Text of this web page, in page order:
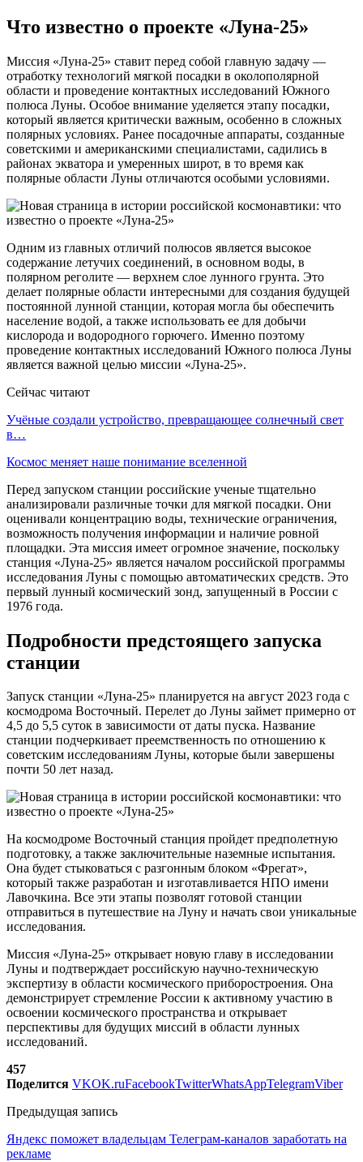
Что известно о проекте «Луна-25»
Миссия «Луна-25» ставит перед собой главную задачу —
отработку технологий мягкой посадки в околополярной
области и проведение контактных исследований Южного
полюса Луны. Особое внимание уделяется этапу посадки,
который является критически важным, особенно в сложных
полярных условиях. Ранее посадочные аппараты, созданные
советскими и американскими специалистами, садились в
районах экватора и умеренных широт, в то время как
полярные области Луны отличаются особыми условиями.
Одним из главных отличий полюсов является высокое
содержание летучих соединений, в основном воды, в
полярном реголите — верхнем слое лунного грунта. Это
делает полярные области интересными для создания будущей
постоянной лунной станции, которая могла бы обеспечить
население водой, а также использовать ее для добычи
кислорода и водородного горючего. Именно поэтому
проведение контактных исследований Южного полюса Луны
является важной целью миссии «Луна-25».
Сейчас читают
Учёные создали устройство, превращающее солнечный свет
в…
Космос меняет наше понимание вселенной
Перед запуском станции российские ученые тщательно
анализировали различные точки для мягкой посадки. Они
оценивали концентрацию воды, технические ограничения,
возможность получения информации и наличие ровной
площадки. Эта миссия имеет огромное значение, поскольку
станция «Луна-25» является началом российской программы
исследования Луны с помощью автоматических средств. Это
первый лунный космический зонд, запущенный в России с
1976 года.
Подробности предстоящего запуска
станции
Запуск станции «Луна-25» планируется на август 2023 года с
космодрома Восточный. Перелет до Луны займет примерно от
4,5 до 5,5 суток в зависимости от даты пуска. Название
станции подчеркивает преемственность по отношению к
советским исследованиям Луны, которые были завершены
почти 50 лет назад.
На космодроме Восточный станция пройдет предполетную
подготовку, а также заключительные наземные испытания.
Она будет стыковаться с разгонным блоком «Фрегат»,
который также разработан и изготавливается НПО имени
Лавочкина. Все эти этапы позволят готовой станции
отправиться в путешествие на Луну и начать свои уникальные
исследования.
Миссия «Луна-25» открывает новую главу в исследовании
Луны и подтверждает российскую научно-техническую
экспертизу в области космического приборостроения. Она
демонстрирует стремление России к активному участию в
освоении космического пространства и открывает
перспективы для будущих миссий в области лунных
исследований.
457
Поделится VKOK.ruFacebookTwitterWhatsAppTelegramViber
Предыдущая запись
Яндекс поможет владельцам Телеграм-каналов заработать на
рекламе